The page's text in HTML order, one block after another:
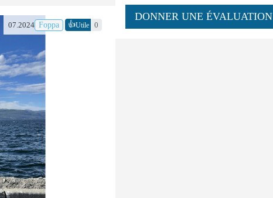
07.2024 Foppa 👍Utile 0
DONNER UNE ÉVALUATION